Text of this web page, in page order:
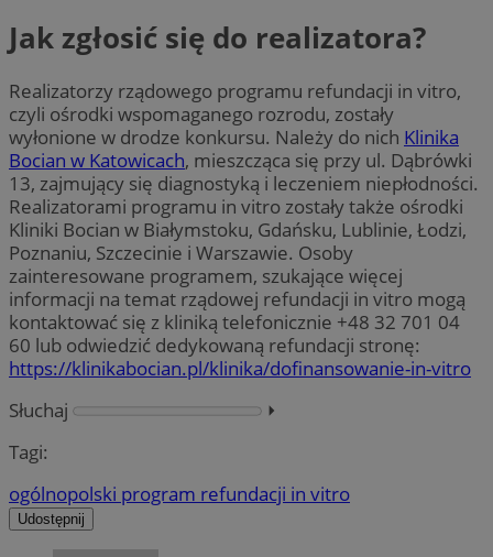
Jak zgłosić się do realizatora?
Realizatorzy rządowego programu refundacji in vitro,
czyli ośrodki wspomaganego rozrodu, zostały
wyłonione w drodze konkursu. Należy do nich Klinika
Bocian w Katowicach, mieszcząca się przy ul. Dąbrówki
13, zajmujący się diagnostyką i leczeniem niepłodności.
Realizatorami programu in vitro zostały także ośrodki
Kliniki Bocian w Białymstoku, Gdańsku, Lublinie, Łodzi,
Poznaniu, Szczecinie i Warszawie. Osoby
zainteresowane programem, szukające więcej
informacji na temat rządowej refundacji in vitro mogą
kontaktować się z kliniką telefonicznie +48 32 701 04
60 lub odwiedzić dedykowaną refundacji stronę:
https://klinikabocian.pl/klinika/dofinansowanie-in-vitro
Słuchaj
⏵︎
Tagi:
ogólnopolski program refundacji in vitro
Udostępnij